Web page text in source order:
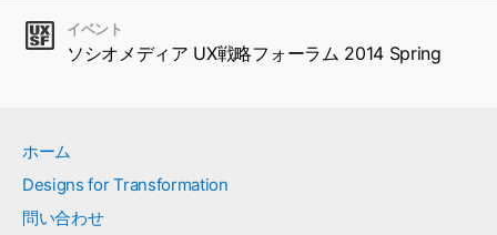
イベント
ソシオメディア UX戦略フォーラム 2014 Spring
ホーム
Designs for Transformation
問い合わせ